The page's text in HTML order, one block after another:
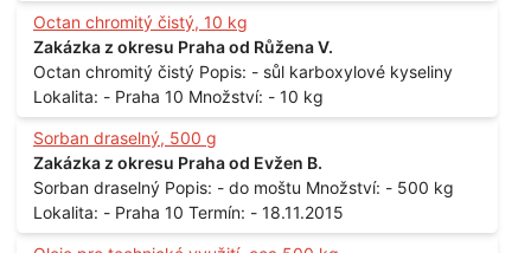
až 1 l
Octan chromitý čistý, 10 kg
Zakázka z okresu Praha od Růžena V.
Octan chromitý čistý Popis: - sůl karboxylové kyseliny
Lokalita: - Praha 10 Množství: - 10 kg
Sorban draselný, 500 g
Zakázka z okresu Praha od Evžen B.
Sorban draselný Popis: - do moštu Množství: - 500 kg
Lokalita: - Praha 10 Termín: - 18.11.2015